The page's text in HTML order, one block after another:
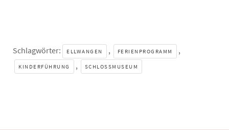
Schlagwörter: ELLWANGEN , FERIENPROGRAMM ,
KINDERFÜHRUNG , SCHLOSSMUSEUM